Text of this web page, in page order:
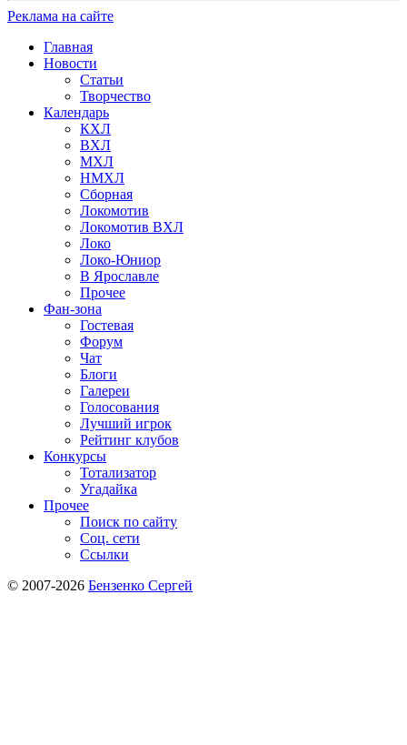
Реклама на сайте
Главная
Новости
Статьи
Творчество
Календарь
КХЛ
ВХЛ
МХЛ
НМХЛ
Сборная
Локомотив
Локомотив ВХЛ
Локо
Локо-Юниор
В Ярославле
Прочее
Фан-зона
Гостевая
Форум
Чат
Блоги
Галереи
Голосования
Лучший игрок
Рейтинг клубов
Конкурсы
Тотализатор
Угадайка
Прочее
Поиск по сайту
Соц. сети
Ссылки
© 2007-2026 Бензенко Сергей